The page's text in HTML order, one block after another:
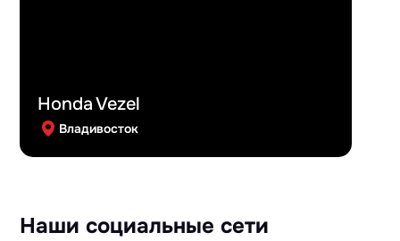
Honda Vezel
Владивосток
Наши социальные сети